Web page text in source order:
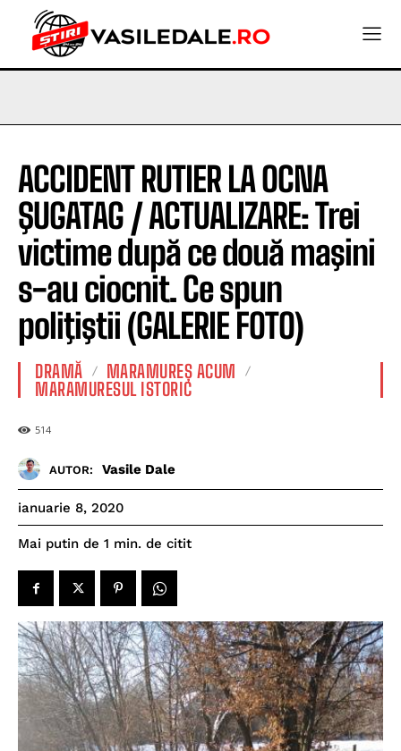
ACCIDENT RUTIER LA OCNA
ŞUGATAG / ACTUALIZARE: Trei
victime după ce două maşini
s-au ciocnit. Ce spun
poliţiştii (GALERIE FOTO)
DRAMĂ
MARAMUREȘ ACUM
MARAMURESUL ISTORIC
514
AUTOR: Vasile Dale
ianuarie 8, 2020
Mai putin de 1 min. de citit